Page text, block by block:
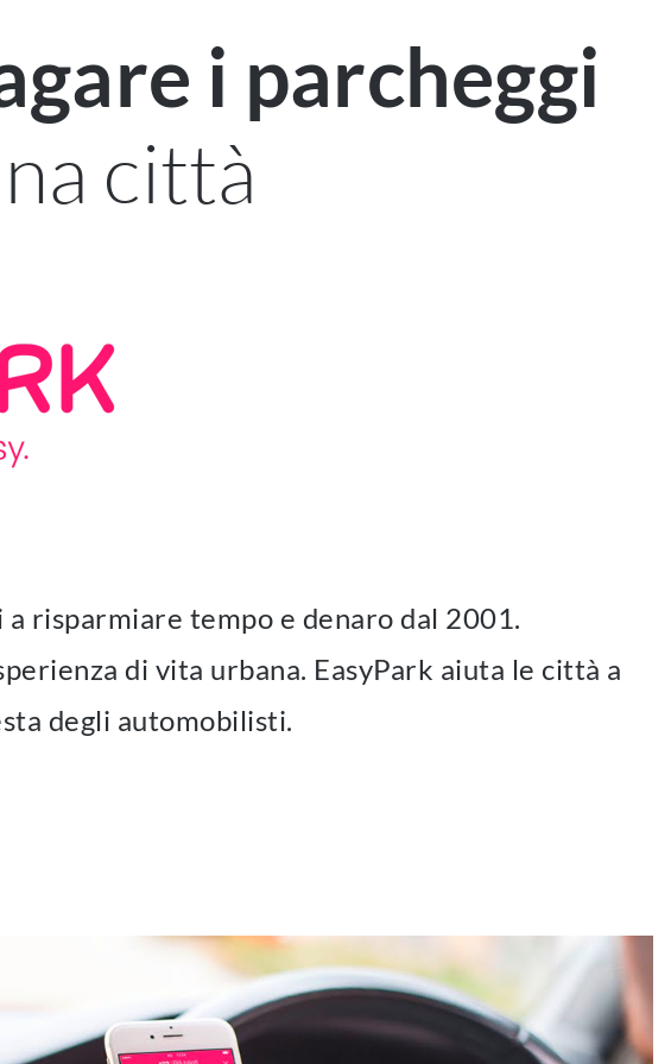
i parcheggi
città
risparmiare tempo e denaro dal 2001.
di vita urbana. EasyPark aiuta le città a
degli automobilisti.